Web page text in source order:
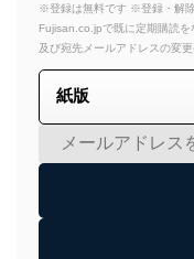
※登録は無料です ※登録・解
Fujisan.co.jpで既に定期購読
及び宛先メールアドレスの変更